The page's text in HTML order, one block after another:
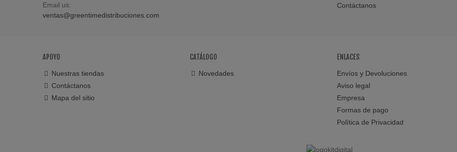
Email us:
ventas@greentimedistribuciones.com
Contáctanos
APOYO
Nuestras tiendas
Contáctanos
Mapa del sitio
CATÁLOGO
Novedades
ENLACES
Envíos y Devoluciones
Aviso legal
Empresa
Formas de pago
Política de Privacidad